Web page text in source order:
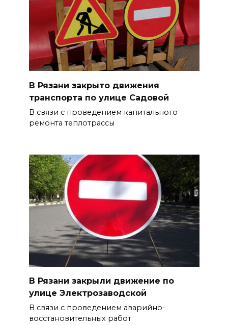
В Рязани закрыто движения
транспорта по улице Садовой
В связи с проведением капитального
ремонта теплотрассы
В Рязани закрыли движение по
улице Электрозаводской
В связи с проведением аварийно-
восстановительных работ